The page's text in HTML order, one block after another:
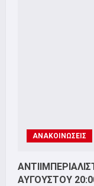
ΑΝΑΚΟΙΝΩΣΕΙΣ
ΑΥΓΟΥΣΤΟΥ